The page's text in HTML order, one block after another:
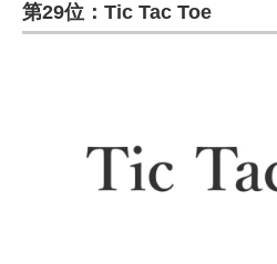
第29位：Tic Tac Toe